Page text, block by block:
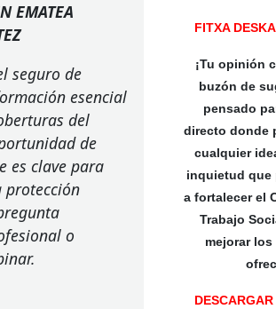
EMATEA
seguro de
esencial
del
de
es clave para
protección
o
FITXA
¡Tu opinión
buzón de
pensado
directo donde
cualquier
inquietud que
a fortalecer el
Trabajo
mejorar